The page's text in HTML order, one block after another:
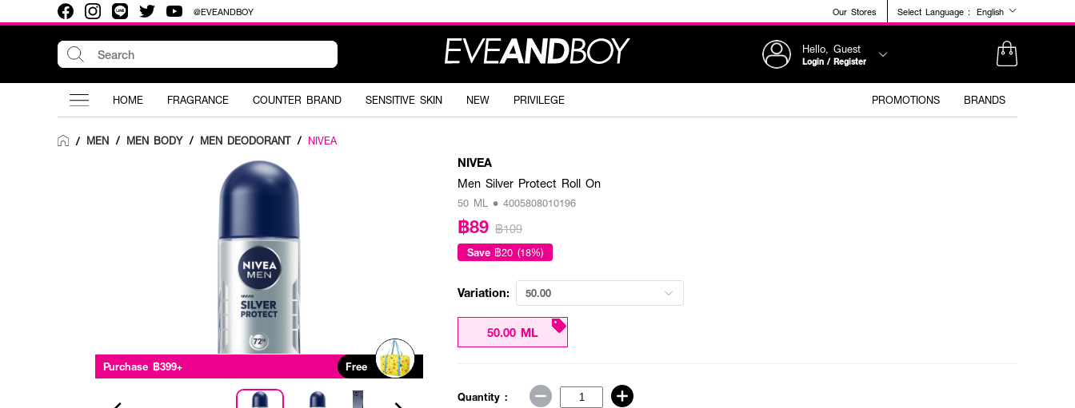
@EVEANDBOY Our Stores Select Language : English
Hello, Guest
Login / Register
HOME FRAGRANCE COUNTER BRAND SENSITIVE SKIN NEW PRIVILEGE PROMOTIONS BRANDS
/ MEN / MEN BODY / MEN DEODORANT / NIVEA
Purchase ฿399+ Free
NIVEA
Men Silver Protect Roll On
50 ML • 4005808010196
฿89 ฿109
Save ฿20 (18%)
Variation: 50.00
50.00 ML
Quantity :